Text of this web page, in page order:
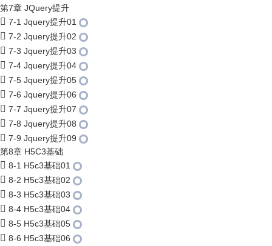
第7章 JQuery提升
7-1 Jquery提升01
7-2 Jquery提升02
7-3 Jquery提升03
7-4 Jquery提升04
7-5 Jquery提升05
7-6 Jquery提升06
7-7 Jquery提升07
7-8 Jquery提升08
7-9 Jquery提升09
第8章 H5C3基础
8-1 H5c3基础01
8-2 H5c3基础02
8-3 H5c3基础03
8-4 H5c3基础04
8-5 H5c3基础05
8-6 H5c3基础06